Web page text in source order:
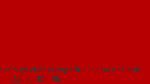
cửa gỗ chất lượng tốt của chủ nhà anh
Mạnh - Tân Bình